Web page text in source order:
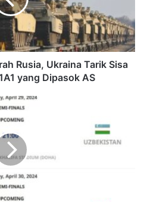
Rusia, Ukraina Tarik Sisa
yang Dipasok AS